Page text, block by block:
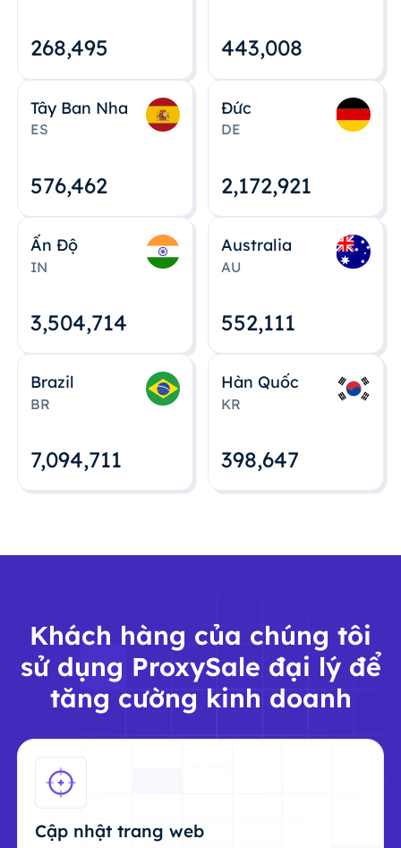
268,495 443,008
Tây Ban Nha
ES
576,463
Đức
DE
2,172,922
Ấn Độ
IN
3,504,715
Australia
AU
552,112
Brazil
BR
7,094,712
Hàn Quốc
KR
398,648
Khách hàng của chúng tôi
sử dụng ProxySale đại lý để
tăng cường kinh doanh
Cập nhật trang web